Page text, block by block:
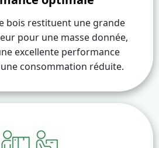
bois restituent une grande
pour une masse donnée,
excellente performance
consommation réduite.